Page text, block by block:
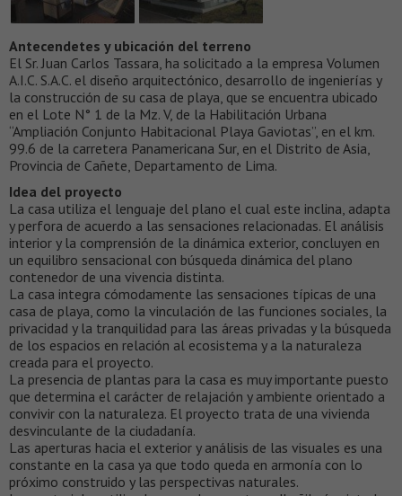
Antecendetes y ubicación del terreno
El Sr. Juan Carlos Tassara, ha solicitado a la empresa Volumen
A.I.C. S.A.C. el diseño arquitectónico, desarrollo de ingenierías y
la construcción de su casa de playa, que se encuentra ubicado
en el Lote N° 1 de la Mz. V, de la Habilitación Urbana
“Ampliación Conjunto Habitacional Playa Gaviotas”, en el km.
99.6 de la carretera Panamericana Sur, en el Distrito de Asia,
Provincia de Cañete, Departamento de Lima.
Idea del proyecto
La casa utiliza el lenguaje del plano el cual este inclina, adapta
y perfora de acuerdo a las sensaciones relacionadas. El análisis
interior y la comprensión de la dinámica exterior, concluyen en
un equilibro sensacional con búsqueda dinámica del plano
contenedor de una vivencia distinta.
La casa integra cómodamente las sensaciones típicas de una
casa de playa, como la vinculación de las funciones sociales, la
privacidad y la tranquilidad para las áreas privadas y la búsqueda
de los espacios en relación al ecosistema y a la naturaleza
creada para el proyecto.
La presencia de plantas para la casa es muy importante puesto
que determina el carácter de relajación y ambiente orientado a
convivir con la naturaleza. El proyecto trata de una vivienda
desvinculante de la ciudadanía.
Las aperturas hacia el exterior y análisis de las visuales es una
constante en la casa ya que todo queda en armonía con lo
próximo construido y las perspectivas naturales.